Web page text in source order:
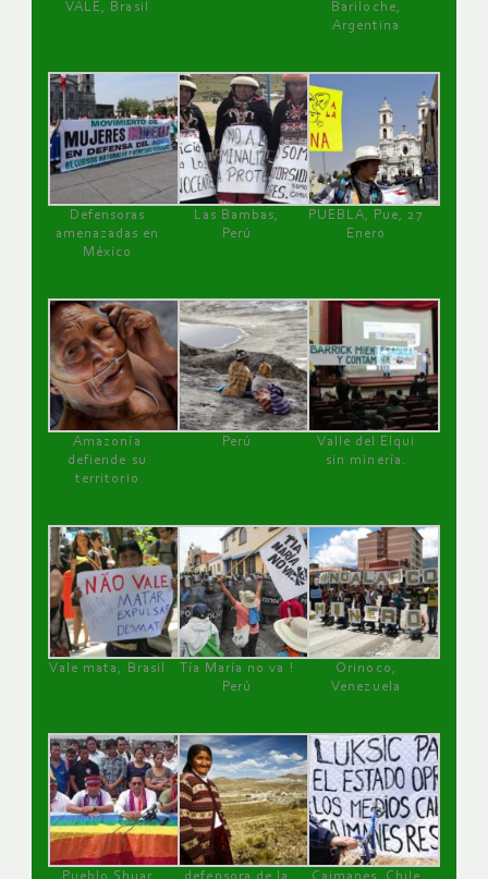
VALE, Brasil
Bariloche,
Argentina
Defensoras
amenazadas en
México
Las Bambas,
Perú
PUEBLA, Pue, 27
Enero
Amazonía
defiende su
territorio
Perú
Valle del Elqui
sin minería.
Vale mata, Brasil
Tía María no va !
Perú
Orinoco,
Venezuela
Pueblo Shuar defensora de la Caimanes, Chile